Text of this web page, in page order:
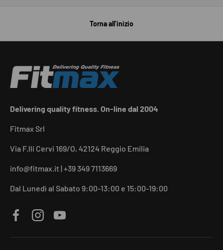
Torna all’inizio
Delivering quality fitness. On-line dal 2004
Fitmax Srl
Via F.lli Cervi 169/O, 42124 Reggio Emilia
info@fitmax.it | +39 349 7113669
Dal Lunedì al Sabato 9:00-13:00 e 15:00-19:00
FacebookInstagramYouTube